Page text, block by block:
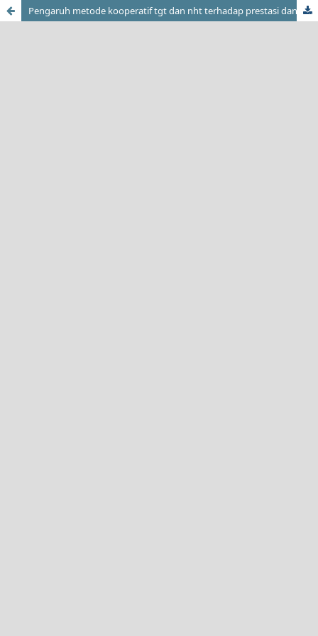
Pengaruh metode kooperatif tgt dan nht terhadap prestasi dan kepuasan pembelajaran kelistrikan otomotif di Smk